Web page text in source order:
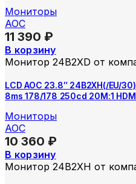
Мониторы
AOC
11 390 ₽
В корзину
Монитор 24B2XD от
LCD AOC 23.8″ 24B2XH(/EU/
8ms 178/178 250cd 20M:1
Мониторы
AOC
10 360 ₽
В корзину
Монитор 24B2XH от